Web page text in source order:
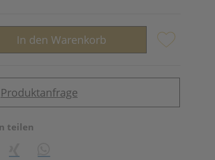
In den Warenkorb
Produktanfrage
teilen